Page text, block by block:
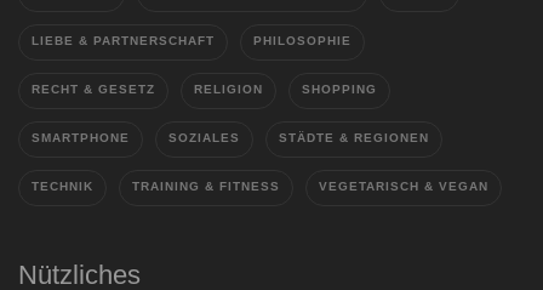
LIEBE & PARTNERSCHAFT PHILOSOPHIE
RECHT & GESETZ RELIGION SHOPPING
SMARTPHONE SOZIALES STÄDTE & REGIONEN
TECHNIK TRAINING & FITNESS VEGETARISCH & VEGAN
Nützliches